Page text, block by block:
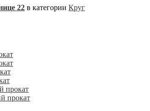
22 в категории Круг
прокат
прокат